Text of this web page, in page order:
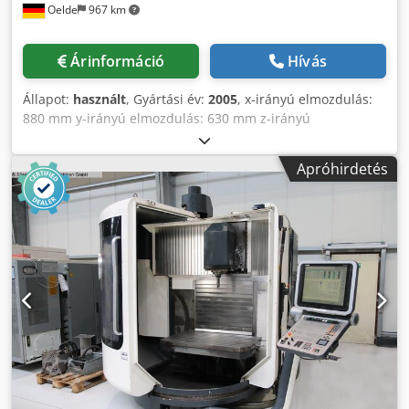
Oelde 967 km
Árinformáció Hívás
Állapot: használt, Gyártási év: 2005, x-irányú elmozdulás:
880 mm y-irányú elmozdulás: 630 mm z-irányú
elmozdulás: 630 mm Dedpfxsvn Ur Es Adgekr vezérlés:
Heidenhain iTNC 530 főorsó fordulatszám-tartomány max.:
18 000 ford/perc főorsó hajtási teljesítmény: 28 / 19 kW
max. nyomaték: 121 / 82 Nm szerszámbefogás: HSK-A 63
forgatható B-tengely: +30° / -120° asztalfelfogó felület: Ø
700 / 1 250 x 700 mm max. asztalterhelés: 650 kg
forgatható C-tengely: 360° max. munkadarab átmérő: 850
mm max. munkadarab magasság: 550 mm szerszámhelyek
száma: 32 pozíció szerszámbefogás: HSK-A 63 max.
szerszámátmérő: 80 mm max. szerszámátmérő szabad
szomszédos hellyel: 160 mm max. szerszámsúly: 8,0 kg
csereidő (forgács-forgács): 10 mp előtolási sebesség max.:
30 000 mm/perc gyorsjárat: 30 m/perc gyorsulás: 5 m/s²
összes teljesítményigény: 48 kVA gép tömege kb.: 14,0 t
Apróhirdetés